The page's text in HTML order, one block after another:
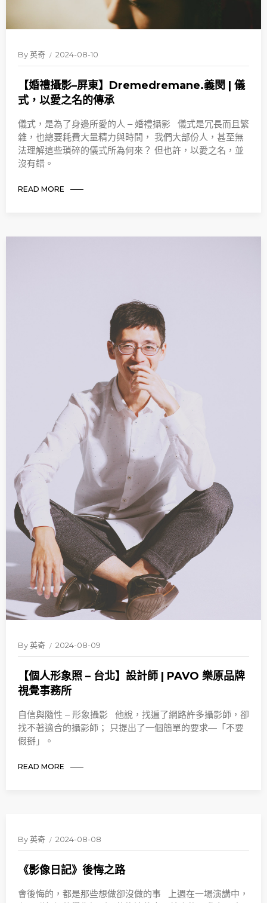
By英奇 2024-08-10
【婚禮攝影–屏東】Dremedremane.義閔 | 儀
式，以愛之名的傳承
儀式，是為了身邊所愛的人 – 婚禮攝影 儀式是冗長而且繁
雜，也總要耗費大量精力與時間， 我們大部份人，甚至無
法理解這些瑣碎的儀式所為何來？ 但也許，以愛之名，並
沒有錯。
READ MORE
By英奇 2024-08-09
【個人形象照 – 台北】設計師 | PAVO 樂原品牌
視覺事務所
自信與隨性 – 形象攝影 他說，找遍了網路許多攝影師，卻
找不著適合的攝影師； 只提出了一個簡單的要求—「不要
假掰」。
READ MORE
By英奇 2024-08-08
《影像日記》後悔之路
會後悔的，都是那些想做卻沒做的事 上週在一場演講中，